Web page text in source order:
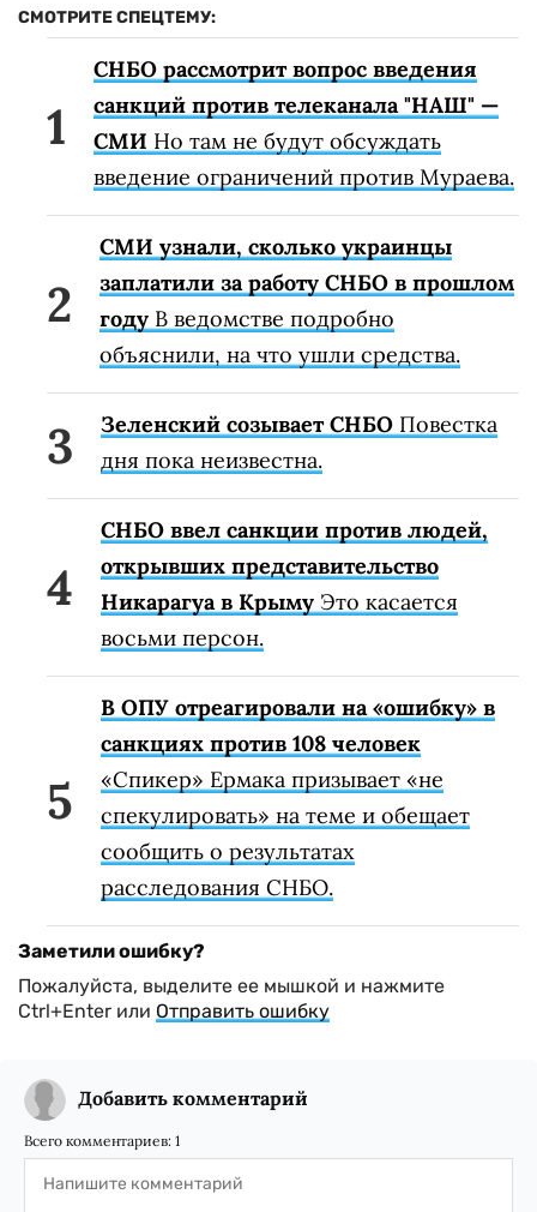
СМОТРИТЕ СПЕЦТЕМУ:
СНБО рассмотрит вопрос введения
санкций против телеканала "НАШ" —
СМИ Но там не будут обсуждать
введение ограничений против Мураева.
СМИ узнали, сколько украинцы
заплатили за работу СНБО в прошлом
году В ведомстве подробно
объяснили, на что ушли средства.
Зеленский созывает СНБО Повестка
дня пока неизвестна.
СНБО ввел санкции против людей,
открывших представительство
Никарагуа в Крыму Это касается
восьми персон.
В ОПУ отреагировали на «ошибку» в
санкциях против 108 человек
«Спикер» Ермака призывает «не
спекулировать» на теме и обещает
сообщить о результатах
расследования СНБО.
Заметили ошибку?
Пожалуйста, выделите ее мышкой и нажмите
Ctrl+Enter или Отправить ошибку
Добавить комментарий
Всего комментариев: 1